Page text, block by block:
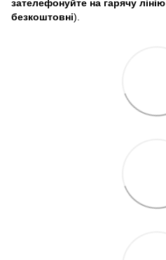
зателефонуйте на гарячу лінію
безкоштовні).